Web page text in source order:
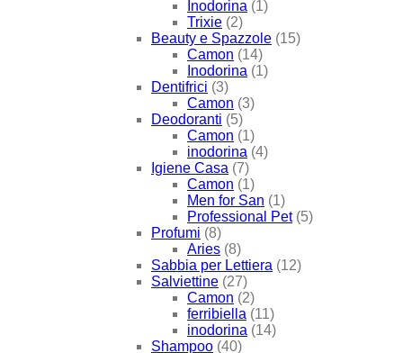
Inodorina (1)
Trixie (2)
Beauty e Spazzole (15)
Camon (14)
Inodorina (1)
Dentifrici (3)
Camon (3)
Deodoranti (5)
Camon (1)
inodorina (4)
Igiene Casa (7)
Camon (1)
Men for San (1)
Professional Pet (5)
Profumi (8)
Aries (8)
Sabbia per Lettiera (12)
Salviettine (27)
Camon (2)
ferribiella (11)
inodorina (14)
Shampoo (40)